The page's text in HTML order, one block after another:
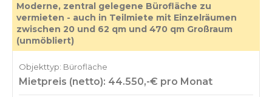
Moderne, zentral gelegene Bürofläche zu
vermieten - auch in Teilmiete mit Einzelräumen
zwischen 20 und 62 qm und 470 qm Großraum
(unmöbliert)
Objekttyp: Bürofläche
Mietpreis (netto): 44.550,-€ pro Monat